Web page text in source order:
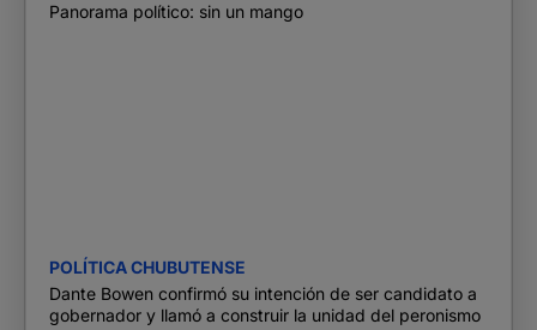
Panorama político: sin un mango
POLÍTICA CHUBUTENSE
Dante Bowen confirmó su intención de ser candidato a
gobernador y llamó a construir la unidad del peronismo